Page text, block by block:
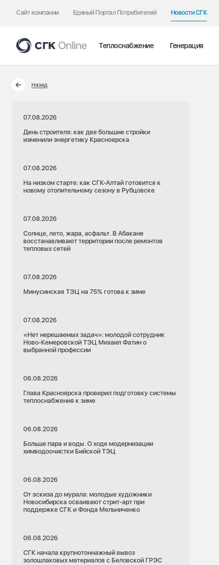
Сайт компании Единый Портал Потребителей Новости СГК
Теплоснабжение Генерация
Назад
07.08.2026
День строителя: как две большие стройки
изменили энергетику Красноярска
07.08.2026
На низком старте: как СГК-Алтай готовится к
новому отопительному сезону в Рубцовске
07.08.2026
Солнце, лето, жара, асфальт. В Абакане
восстанавливают территории после ремонтов
тепловых сетей
07.08.2026
Минусинская ТЭЦ на 75% готова к зиме
07.08.2026
«Нет нерешаемых задач»: молодой сотрудник
Ново-Кемеровской ТЭЦ Михаил Фатин о
выбранной профессии
06.08.2026
Глава Красноярска проверил подготовку системы
теплоснабжения к зиме
06.08.2026
Больше пара и воды. О ходе модернизации
химводоочистки Бийской ТЭЦ
06.08.2026
От эскиза до мурала: молодые художники
Новосибирска осваивают стрит-арт при
поддержке СГК и Фонда Мельниченко
06.08.2026
СГК начала крупнотоннажный вывоз
золошлаковых материалов с Беловской ГРЭС